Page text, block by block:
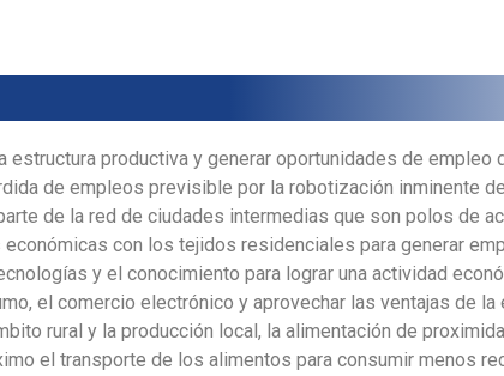
productiva y generar oportunidades de empleo
de empleos previsible por la robotización inminente
de la red de ciudades intermedias que son polos de
con los tejidos residenciales para generar
y el conocimiento para lograr una actividad
el comercio electrónico y aprovechar las ventajas de la
rural y la producción local, la alimentación de
el transporte de los alimentos para consumir menos